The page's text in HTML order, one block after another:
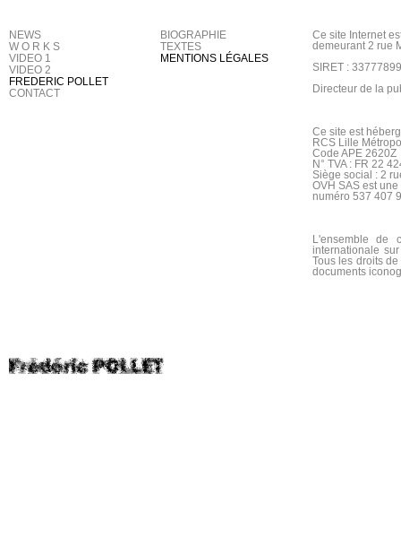
NEWS
W O R K S
VIDEO 1
VIDEO 2
FREDERIC POLLET
CONTACT
BIOGRAPHIE
TEXTES
MENTIONS LÉGALES
Ce site Internet
demeurant 2 rue
SIRET :
Directeur de la
Ce site est
RCS Lille
Code APE 2620Z
N° TVA : FR 22
Siège social : 2
OVH SAS est
numéro 537 407
L'ensemble de
internationale
Tous les droits
documents